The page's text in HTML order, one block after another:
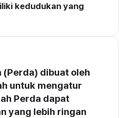
kedudukan yang
(Perda) dibuat oleh
untuk mengatur
Perda dapat
yang lebih ringan